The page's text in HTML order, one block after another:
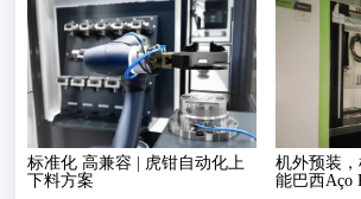
标准化 高兼容 | 虎钳自动化上
下料方案
机外预装
能巴西Aço